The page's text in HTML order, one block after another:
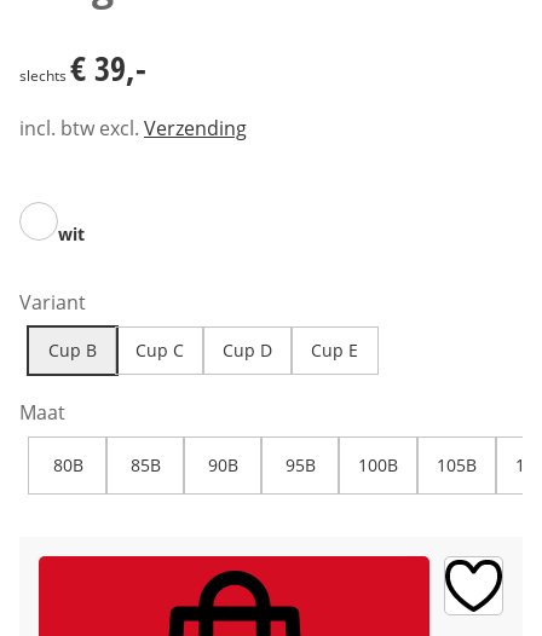
slechts € 39,-
incl. btw excl. Verzending
wit
Variant
Cup B Cup C Cup D Cup E
Maat
80B 85B 90B 95B 100B 105B